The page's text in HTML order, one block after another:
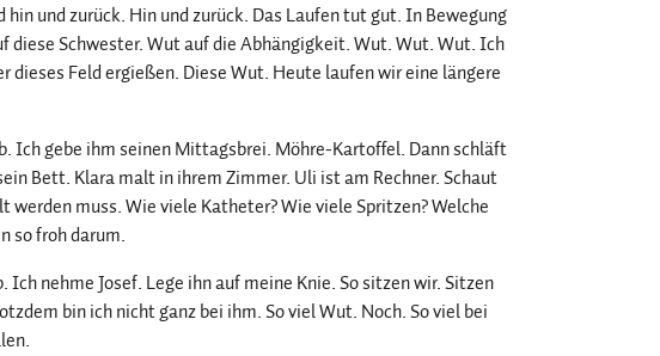
und zurück. Hin und zurück. Das Laufen tut gut. In Bewegung
Schwester. Wut auf die Abhängigkeit. Wut. Wut. Wut. Ich
dieses Feld ergießen. Diese Wut. Heute laufen wir eine längere
Ich gebe ihm seinen Mittagsbrei. Möhre-Kartoffel. Dann schläft
Bett. Klara malt in ihrem Zimmer. Uli ist am Rechner. Schaut
werden muss. Wie viele Katheter? Wie viele Spritzen? Welche
so froh darum.
nehme Josef. Lege ihn auf meine Knie. So sitzen wir. Sitzen
bin ich nicht ganz bei ihm. So viel Wut. Noch. So viel bei